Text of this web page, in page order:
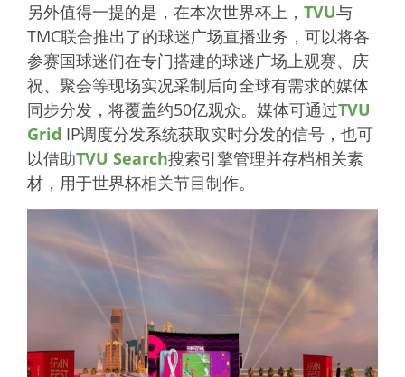
另外值得一提的是，在本次世界杯上， TVU与
TMC联合推出了的球迷广场直播业务，可以将各
参赛国球迷们在专门搭建的球迷广场上观赛、庆
祝、聚会等现场实况采制后向全球有需求的媒体
同步分发，将覆盖约50亿观众。媒体可通过TVU
Grid IP调度分发系统获取实时分发的信号，也可
以借助TVU Search搜索引擎管理并存档相关素
材，用于世界杯相关节目制作。